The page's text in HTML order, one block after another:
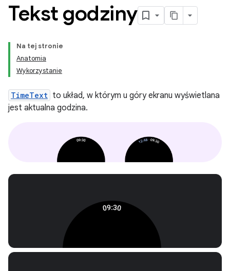
Tekst godziny
Na tej stronie
Anatomia
Wykorzystanie
TimeText to układ, w którym u góry ekranu wyświetlana
jest aktualna godzina.